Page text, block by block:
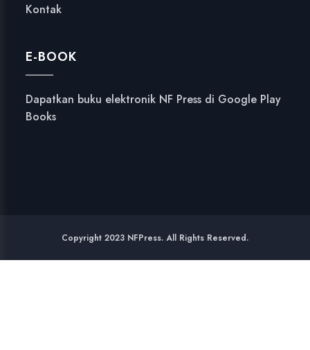
Kontak
E-BOOK
Dapatkan buku elektronik NF Press di Google Play
Books
Copyright 2023 NFPress. All Rights Reserved.